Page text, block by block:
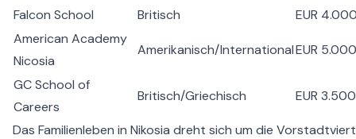
Falcon School Britisch
EUR
American Academy
Nicosia
Amerikanisch/InternationalEUR
GC School of
Careers
Britisch/Griechisch EUR
Das Familienleben in Nikosia dreht sich um die